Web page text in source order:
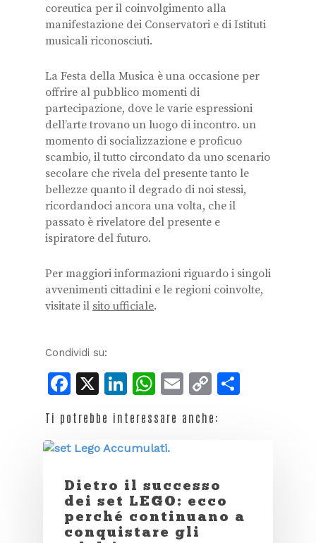
coreutica per il coinvolgimento alla
manifestazione dei Conservatori e di Istituti
musicali riconosciuti.
La Festa della Musica è una occasione per
offrire al pubblico momenti di
partecipazione, dove le varie espressioni
dell’arte trovano un luogo di incontro. un
momento di socializzazione e proficuo
scambio, il tutto circondato da uno scenario
secolare che rivela del presente tanto le
bellezze quanto il degrado di noi stessi,
ricordandoci ancora una volta, che il
passato è rivelatore del presente e
ispiratore del futuro.
Per maggiori informazioni riguardo i singoli
avvenimenti cittadini e le regioni coinvolte,
visitate il sito ufficiale.
Condividi su:
Facebook
X LinkedIn
WhatsApp
Email
Copy
Ti potrebbe interessare anche:
Dietro il successo
dei set LEGO: ecco
perché continuano a
conquistare gli